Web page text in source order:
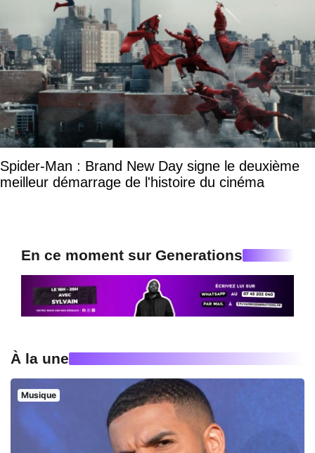
Spider-Man : Brand New Day signe le deuxième
meilleur démarrage de l'histoire du cinéma
En ce moment sur Generations
À la une
Musique